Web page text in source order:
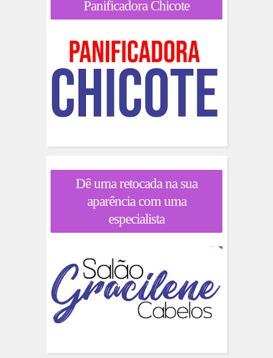
Panificadora Chicote
Dê uma retocada na sua
aparência com uma
especialista